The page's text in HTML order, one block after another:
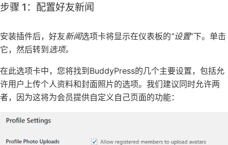
步骤 1：配置好友新闻
安装插件后，好友新闻选项卡将显示在仪表板的“设置”下。单击
它，然后转到选项。
在此选项卡中，您将找到BuddyPress的几个主要设置，包括允
许用户上传个人资料和封面照片的选项。我们建议同时允许两
者，因为这将为会员提供自定义自己页面的功能：